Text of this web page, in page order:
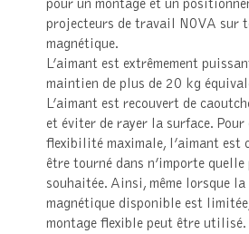
pour un montage et un
projecteurs de travail NOVA sur
magnétique.
L’aimant est extrêmement
maintien de plus de 20 kg
L’aimant est recouvert de
et éviter de rayer la surface. Pour
flexibilité maximale, l’aimant est
être tourné dans n’importe
souhaitée. Ainsi, même lorsque la
magnétique disponible est
montage flexible peut être utilisé.